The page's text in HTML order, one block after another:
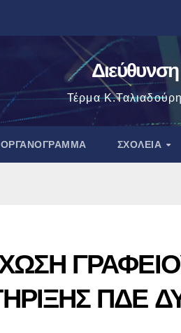
Τέρμα
ΟΡΓΑΝΌΓΡΑΜΜΑ ΣΧΟΛΕΊΑ
ΠΔΕ